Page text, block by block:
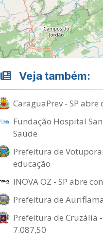
Veja também:
CaraguaPrev - SP
Fundação Hospital
Saúde
Prefeitura de
educação
INOVA OZ - SP abre
Prefeitura de
Prefeitura de Cruzália
7.087,50